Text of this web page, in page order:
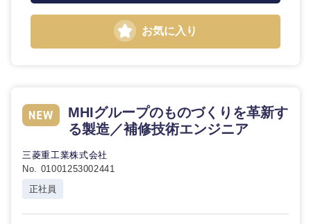
お気に入り
MHIグループのものづくりを革新す
る製造／補修技術エンジニア
三菱重工業株式会社
No. 01001253002441
正社員